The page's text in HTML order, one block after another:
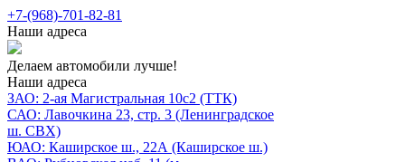
+7-(968)-701-82-81
Наши адреса
Делаем автомобили лучше!
Наши адреса
ЗАО: 2-ая Магистральная 10с2 (ТТК)
САО: Лавочкина 23, стр. 3 (Ленинградское
ш. СВХ)
ЮАО: Каширское ш., 22А (Каширское ш.)